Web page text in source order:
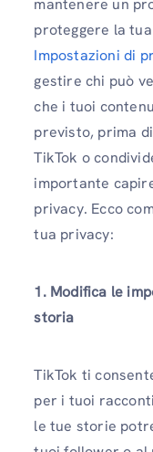
proteggere la
Impostazioni di
gestire chi può
che i tuoi
previsto, prima
TikTok o
importante
privacy. Ecco
tua privacy:
1. Modifica le
storia
TikTok ti
per i tuoi
le tue storie